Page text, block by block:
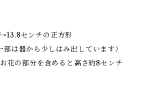
センチの正方形
部は器から少しはみ出しています）
花の部分を含めると高さ約8センチ